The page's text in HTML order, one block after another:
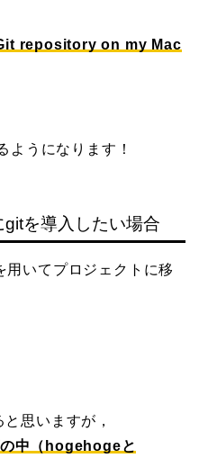
repository on my Mac
ようになります！
を導入したい場合
いてプロジェクトに移
思いますが，
中（hogehogeと